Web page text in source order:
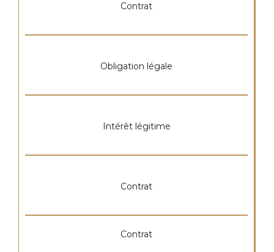
Contrat
Obligation légale
Intérêt légitime
Contrat
Contrat